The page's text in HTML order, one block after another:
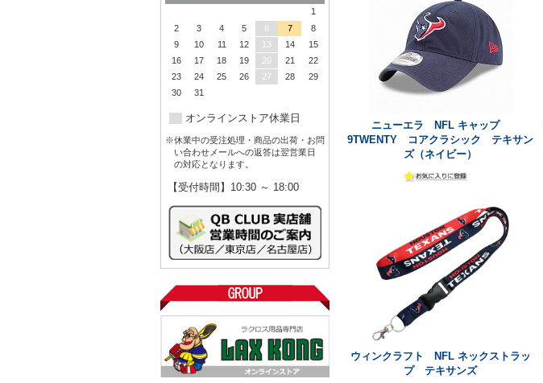
1
2
3 4 5 6 7
8
9
10 11 12 13 14
15
16
17 18 19 20 21
22
23
24 25 26 27 28
29
30
31
オンラインストア休業日
※休業中の受注処理・商品の出荷・お問
い合わせメールへの返答は翌営業日
の対応となります。
【受付時間】10:30 ～ 18:00
ニューエラ NFL キャップ
9TWENTY コアクラシック テキサン
ズ（ネイビー）
ウィンクラフト NFL ネックストラッ
プ テキサンズ